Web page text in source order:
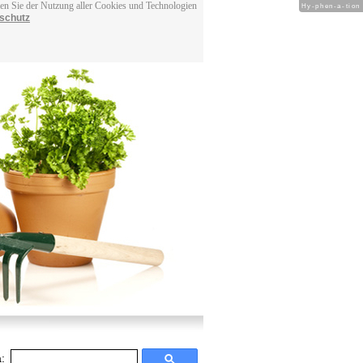
Sie der Nutzung aller Cookies und Technologien
Hy-phen-a-tion